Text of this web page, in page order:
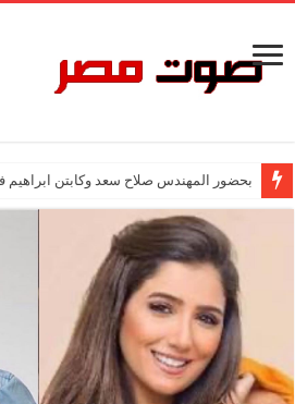
بحضور المهندس صلاح سعد وكابتن